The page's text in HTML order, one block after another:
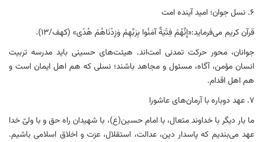
۶. نسل جوان؛ امید آینده امت
قرآن کریم می‌فرماید:«إِنَّهُمْ فِتْیَةٌ آمَنُوا بِرَبِّهِمْ وَزِدْنَاهُمْ هُدًی» (کهف/۱۳).
جوانان، محور حرکت تمدنی امت‌اند. هیئت‌های حسینی باید مدرسه تربیت
انسان مؤمن، آگاه، مسئول و مجاهد باشند؛ نسلی که هم اهل ایمان است و
هم اهل اقدام.
۷. عهد دوباره با آرمان‌های عاشورا
ما بار دیگر با خداوند متعال، با امام حسین(ع)، با شهیدان راه حق و با ولیّ خدا
عهد می‌بندیم که پاسدار دین، عدالت، استقلال، عزت و اخلاق اسلامی باشیم.